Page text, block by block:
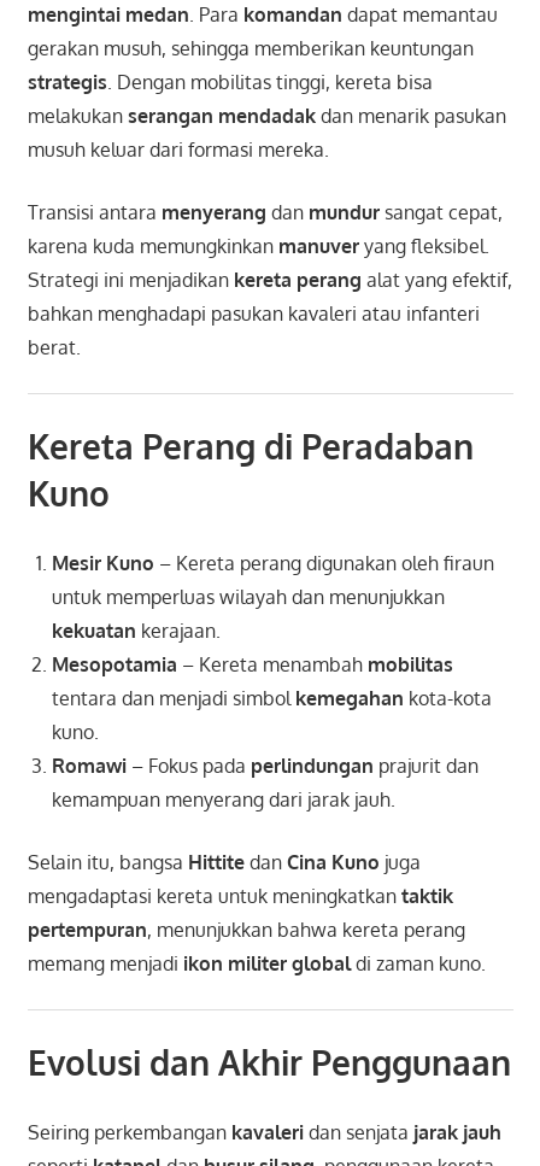
mengintai medan . Para komandan dapat memantau
gerakan musuh, sehingga memberikan keuntungan
strategis . Dengan mobilitas tinggi, kereta bisa
melakukan serangan mendadakdan menarik pasukan
musuh keluar dari formasi mereka.
Transisi antara menyerang dan mundursangat cepat,
karena kuda memungkinkan manuveryang fleksibel.
Strategi ini menjadikan kereta perang alat yang efektif,
bahkan menghadapi pasukan kavaleri atau infanteri
berat.
Kereta Perang di Peradaban
Kuno
Mesir Kuno – Kereta perang digunakan oleh firaun
untuk memperluas wilayah dan menunjukkan
kekuatan kerajaan.
Mesopotamia – Kereta menambah mobilitas
tentara dan menjadi simbol kemegahan kota-kota
kuno.
Romawi– Fokus pada perlindungan prajurit dan
kemampuan menyerang dari jarak jauh.
Selain itu, bangsa Hittitedan Cina Kuno juga
mengadaptasi kereta untuk meningkatkan taktik
pertempuran, menunjukkan bahwa kereta perang
memang menjadi ikon militer globaldi zaman kuno.
Evolusi dan Akhir Penggunaan
Seiring perkembangan kavaleridan senjata jarak jauh